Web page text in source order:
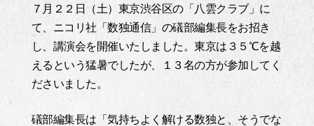
７月２２日（土）東京渋谷区の「八雲クラブ」に
て、ニコリ社「数独通信」の礒部編集長をお招き
し、講演会を開催いたしました。東京は３５℃を越
えるという猛暑でしたが、１３名の方が参加してく
ださいました。
礒部編集長は「気持ちよく解ける数独と、そうでな